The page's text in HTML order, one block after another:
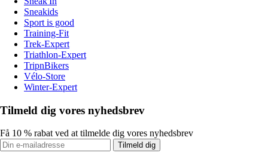
Sneakids
Sport is good
Training-Fit
Trek-Expert
Triathlon-Expert
TripnBikers
Vélo-Store
Winter-Expert
Tilmeld dig vores nyhedsbrev
Få 10 % rabat ved at tilmelde dig vores nyhedsbrev
Tilmeld dig